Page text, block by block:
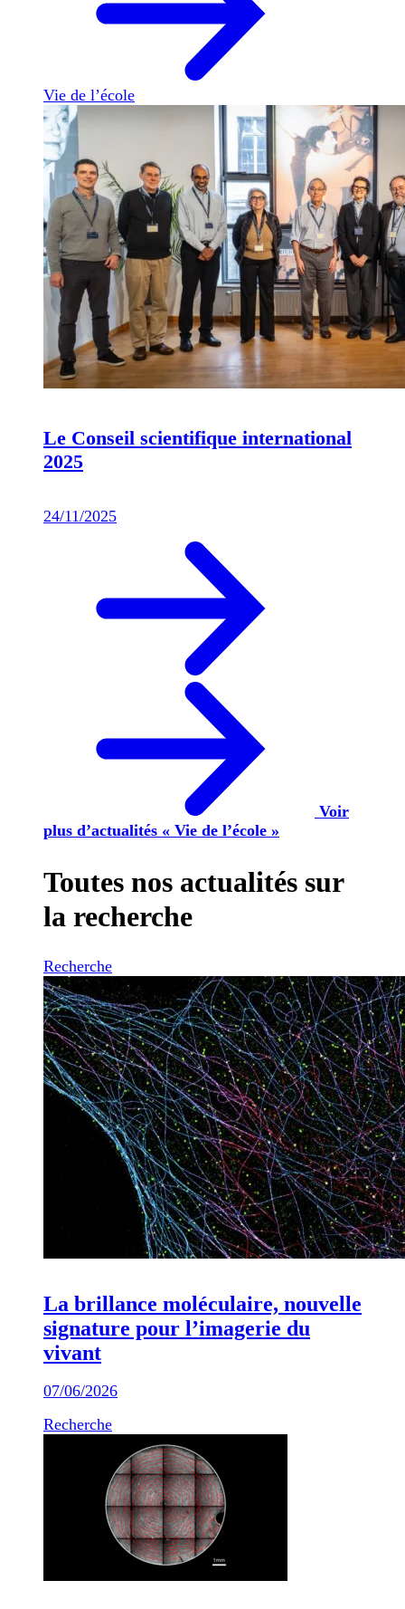
Vie de l’école
Le Conseil scientifique international
2025
24/11/2025
Voir
plus d’actualités « Vie de l’école »
Toutes nos actualités sur
la recherche
Recherche
La brillance moléculaire, nouvelle
signature pour l’imagerie du
vivant
07/06/2026
Recherche